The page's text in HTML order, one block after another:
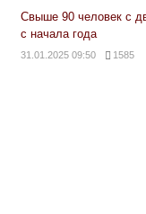
Свыше 90 человек с
с начала года
31.01.2025 09:50 1585